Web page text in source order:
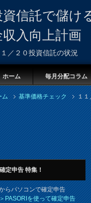
資信託で儲け
収入向上計画
１／２０投資信託の状況
ホーム 毎月分配コラム
ム 基準価格チェック １１
確定申告 特集！
らパソコンで確定申告
PASORIを使って確定申告